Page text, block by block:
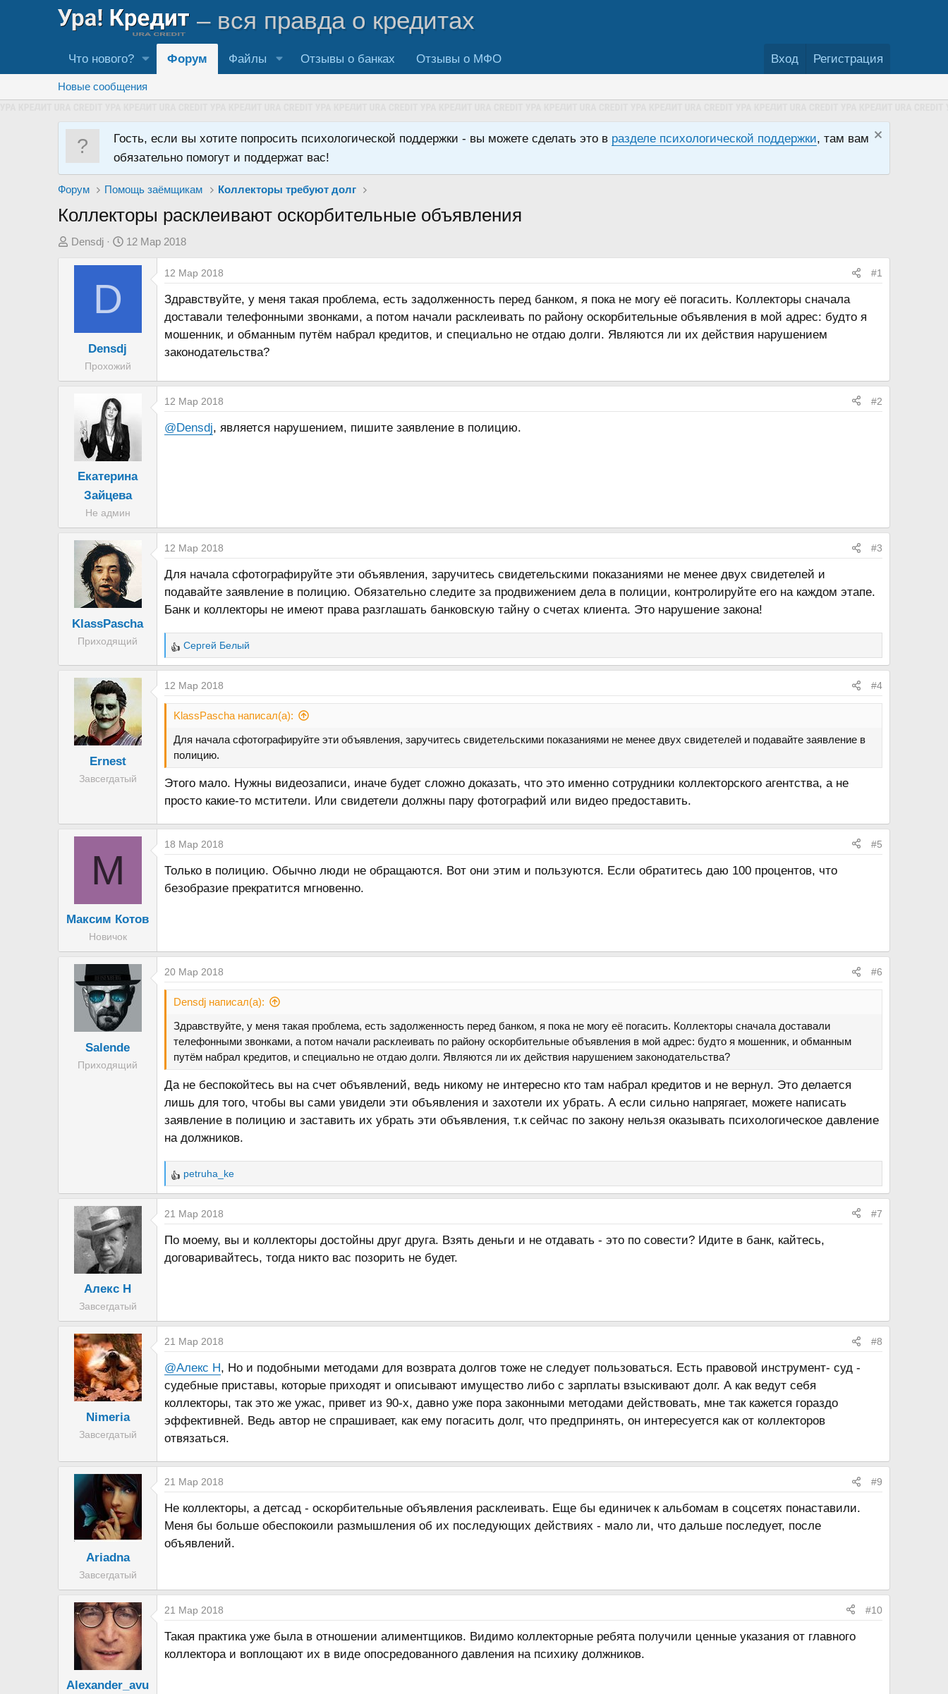
– вся правда о кредитах
Что нового? Форум Файлы Отзывы о банках Отзывы о МФО Вход Регистрация
Новые сообщения
Гость, если вы хотите попросить психологической поддержки - вы можете сделать это в разделе психологической поддержки, там вам
обязательно помогут и поддержат вас!
Форум Помощь заёмщикам Коллекторы требуют долг
Коллекторы расклеивают оскорбительные объявления
А
Densdj
Д
ч
12 Мар 2018
D
Densdj
Прохожий
12 Мар 2018 #1
Здравствуйте, у меня такая проблема, есть задолженность перед банком, я пока не могу её погасить. Коллекторы сначала
доставали телефонными звонками, а потом начали расклеивать по району оскорбительные объявления в мой адрес: будто я
мошенник, и обманным путём набрал кредитов, и специально не отдаю долги. Являются ли их действия нарушением
законодательства?
Екатерина
Зайцева
Не админ
12 Мар 2018 #2
@Densdj, является нарушением, пишите заявление в полицию.
KlassPascha
Приходящий
12 Мар 2018 #3
Для начала сфотографируйте эти объявления, заручитесь свидетельскими показаниями не менее двух свидетелей и
подавайте заявление в полицию. Обязательно следите за продвижением дела в полиции, контролируйте его на каждом этапе.
Банк и коллекторы не имеют права разглашать банковскую тайну о счетах клиента. Это нарушение закона!
Р
е
а
к
ц
и
Сергей Белый
Ernest
Завсегдатый
12 Мар 2018 #4
KlassPascha написал(а):
Для начала сфотографируйте эти объявления, заручитесь свидетельскими показаниями не менее двух свидетелей и подавайте заявление в
полицию.
Этого мало. Нужны видеозаписи, иначе будет сложно доказать, что это именно сотрудники коллекторского агентства, а не
просто какие-то мстители. Или свидетели должны пару фотографий или видео предоставить.
М
Максим Котов
Новичок
18 Мар 2018 #5
Только в полицию. Обычно люди не обращаются. Вот они этим и пользуются. Если обратитесь даю 100 процентов, что
безобразие прекратится мгновенно.
Salende
Приходящий
20 Мар 2018 #6
Densdj написал(а):
Здравствуйте, у меня такая проблема, есть задолженность перед банком, я пока не могу её погасить. Коллекторы сначала доставали
телефонными звонками, а потом начали расклеивать по району оскорбительные объявления в мой адрес: будто я мошенник, и обманным
путём набрал кредитов, и специально не отдаю долги. Являются ли их действия нарушением законодательства?
Да не беспокойтесь вы на счет объявлений, ведь никому не интересно кто там набрал кредитов и не вернул. Это делается
лишь для того, чтобы вы сами увидели эти объявления и захотели их убрать. А если сильно напрягает, можете написать
заявление в полицию и заставить их убрать эти объявления, т.к сейчас по закону нельзя оказывать психологическое давление
на должников.
Р
е
а
к
ц
и
petruha_ke
Алекс Н
Завсегдатый
21 Мар 2018 #7
По моему, вы и коллекторы достойны друг друга. Взять деньги и не отдавать - это по совести? Идите в банк, кайтесь,
договаривайтесь, тогда никто вас позорить не будет.
Nimeria
Завсегдатый
21 Мар 2018 #8
@Алекс Н, Но и подобными методами для возврата долгов тоже не следует пользоваться. Есть правовой инструмент- суд -
судебные приставы, которые приходят и описывают имущество либо с зарплаты взыскивают долг. А как ведут себя
коллекторы, так это же ужас, привет из 90-х, давно уже пора законными методами действовать, мне так кажется гораздо
эффективней. Ведь автор не спрашивает, как ему погасить долг, что предпринять, он интересуется как от коллекторов
отвязаться.
Ariadna
Завсегдатый
21 Мар 2018 #9
Не коллекторы, а детсад - оскорбительные объявления расклеивать. Еще бы единичек к альбомам в соцсетях понаставили.
Меня бы больше обеспокоили размышления об их последующих действиях - мало ли, что дальше последует, после
объявлений.
Alexander_avu
21 Мар 2018 #10
Такая практика уже была в отношении алиментщиков. Видимо коллекторные ребята получили ценные указания от главного
коллектора и воплощают их в виде опосредованного давления на психику должников.